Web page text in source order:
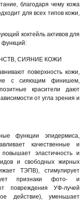
благодаря чему кожа
для всех типов кожи,
коктейль активов для
функций:
СИЯНИЕ КОЖИ
поверхность кожи,
с сияющим финишем,
красители дают
от угла зрения и
функции эпидермиса,
качественные и
повышает эластичность и
и свободных жирных
ТЭПВ), стимулирует
признаки фото- и
повреждения УФ-лучей
действие), уменьшает